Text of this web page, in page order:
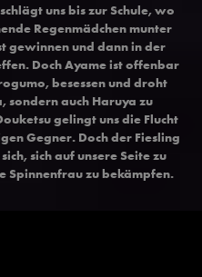
uns bis zur Schule, wo
Regenmädchen munter
gewinnen und dann in der
Doch Ayame ist offenbar
besessen und droht
sondern auch Haruya zu
gelingt uns die Flucht
Gegner. Doch der Fiesling
sich auf unsere Seite zu
Spinnenfrau zu bekämpfen.